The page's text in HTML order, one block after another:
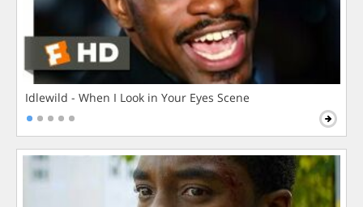
Idlewild - When I Look in Your Eyes Scene